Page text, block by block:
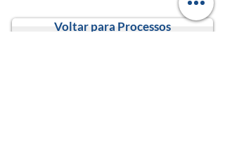
Voltar para Processos